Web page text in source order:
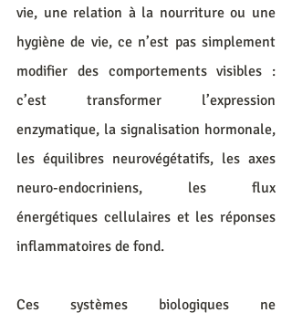
vie, une relation à la nourriture ou une
hygiène de vie, ce n’est pas simplement
modifier des comportements visibles :
c’est transformer l’expression
enzymatique, la signalisation hormonale,
les équilibres neurovégétatifs, les axes
neuro-endocriniens, les flux
énergétiques cellulaires et les réponses
inflammatoires de fond.
Ces systèmes biologiques ne